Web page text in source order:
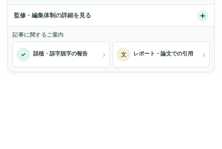
監修・編集体制の詳細を見る
記事に関するご案内
✓ 誤植・誤字脱字の報告 › 文 レポート・論文での引用 ›